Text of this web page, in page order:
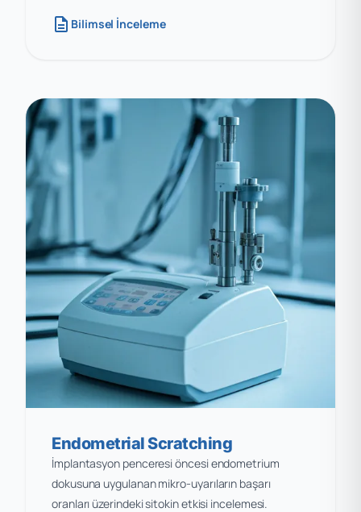
description Bilimsel İnceleme
Endometrial Scratching
İmplantasyon penceresi öncesi endometrium
dokusuna uygulanan mikro-uyarıların başarı
oranları üzerindeki sitokin etkisi incelemesi.